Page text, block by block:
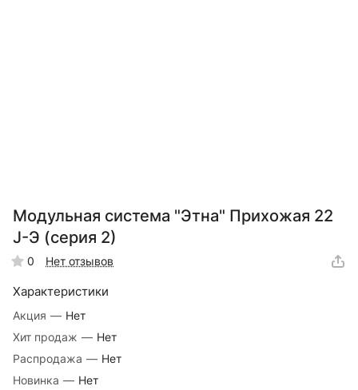
Модульная система "Этна" Прихожая 22
J-Э (серия 2)
0 Нет отзывов
Характеристики
Акция — Нет
Хит продаж — Нет
Распродажа — Нет
Новинка — Нет